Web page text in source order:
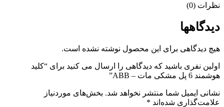
نظرات (0)
دیدگاهها
هیچ دیدگاهی برای این محصول نوشته نشده است.
اولین نفری باشید که دیدگاهی را ارسال می کنید برای “کلید
هوشمند 6 پل مشکی مات – ABB”
نشانی ایمیل شما منتشر نخواهد شد. بخش‌های موردنیاز
علامت‌گذاری شده‌اند *